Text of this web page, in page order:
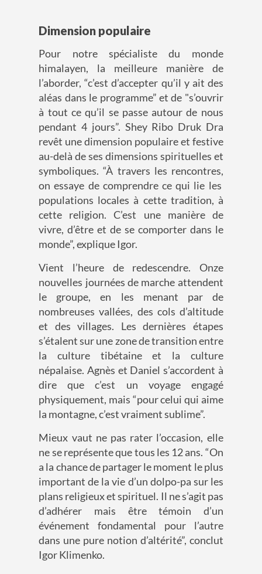
Dimension populaire
Pour notrespécialiste du monde
himalayen, la meilleure manière de
l’aborder,“c’est d’accepter qu’il y ait des
aléas dans le programme” et de "s’ouvrir
à tout ce qu’il se passe autour de nous
pendant 4 jours”. Shey Ribo DrukDra
revêt unedimension populaire et festive
au-delà de ses dimensions spirituelles et
symboliques.“À travers les rencontres,
on essaye de comprendre ce qui lie les
populations locales à cette tradition, à
cette religion. C’est une manière de
vivre, d’être et de se comporter dans le
monde”, explique Igor.
Vient l’heure de redescendre. Onze
nouvelles journées de marche attendent
le groupe, en les menant par de
nombreuses vallées, des cols d’altitude
et des villages. Les dernières étapes
s’étalent sur une zone de transition entre
la culture tibétaine et la culture
népalaise. Agnès et Daniel s’accordent à
direque c’est un voyage engagé
physiquement, mais “pour celui qui aime
la montagne, c’est vraiment sublime”.
Mieux vaut ne pas rater l’occasion, elle
ne se représente que tous les 12 ans. “On
a la chance de partagerlemoment le plus
important de la vie d’un dolpo-pa sur les
plans religieux et spirituel. Il ne s’agit pas
d’adhérer mais être témoin d’un
événement fondamental pour l’autre
dans une pure notion d’altérité”, conclut
IgorKlimenko.